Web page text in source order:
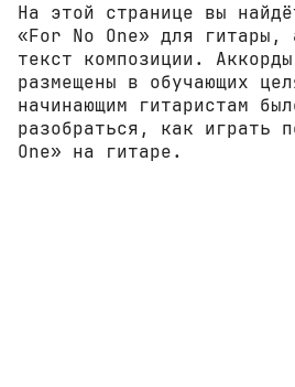
На этой странице вы
«For No One» для гитары,
текст композиции.
размещены в обучающих
начинающим гитаристам
разобраться, как играть
One» на гитаре.